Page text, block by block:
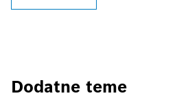
Dodatne teme